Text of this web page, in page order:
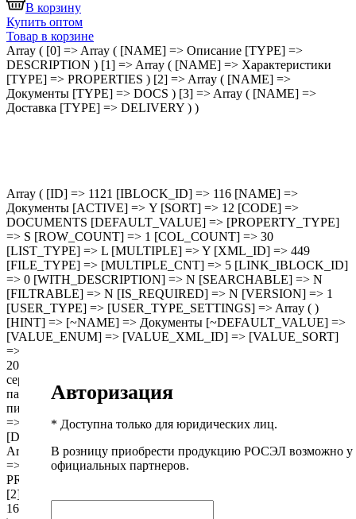
В корзину
Купить оптом
Товар в корзине
Array ( [0] => Array ( [NAME] => Описание [TYPE] =>
DESCRIPTION ) [1] => Array ( [NAME] => Характеристики
[TYPE] => PROPERTIES ) [2] => Array ( [NAME] =>
Документы [TYPE] => DOCS ) [3] => Array ( [NAME] =>
Доставка [TYPE] => DELIVERY ) )
Array ( [ID] => 1121 [IBLOCK_ID] => 116 [NAME] =>
Документы [ACTIVE] => Y [SORT] => 12 [CODE] =>
DOCUMENTS [DEFAULT_VALUE] => [PROPERTY_TYPE]
=> S [ROW_COUNT] => 1 [COL_COUNT] => 30
[LIST_TYPE] => L [MULTIPLE] => Y [XML_ID] => 449
[FILE_TYPE] => [MULTIPLE_CNT] => 5 [LINK_IBLOCK_ID]
=> 0 [WITH_DESCRIPTION] => N [SEARCHABLE] => N
[FILTRABLE] => N [IS_REQUIRED] => N [VERSION] => 1
[USER_TYPE] => [USER_TYPE_SETTINGS] => Array ( )
[HINT] => [~NAME] => Документы [~DEFAULT_VALUE] =>
[VALUE_ENUM] => [VALUE_XML_ID] => [VALUE_SORT]
=> [VALUE] => Array ( [0] => /upload/manuals/safeline_katalog-
2024_web.pdf [1] => /upload/manuals/Изолента ПВХ SAFELINE
серии PRO,AUTO,MASTER_Технический
паспорт_2025_Росэл.pdf [2] => /upload/manuals/Отказное
письмо Росэл 10.02.25-16.02.26.pdf ) [PROPERTY_VALUE_ID]
=> Array ( [0] => 10313115 [1] => 10313116 [2] => 10554292 )
[DESCRIPTION] => Array ( [0] => [1] => [2] => ) [~VALUE] =>
Array ( [0] => /upload/manuals/safeline_katalog-2024_web.pdf [1]
=> /upload/manuals/Изолента ПВХ SAFELINE серии
PRO,AUTO,MASTER_Технический паспорт_2025_Росэл.pdf
[2] => /upload/manuals/Отказное письмо Росэл 10.02.25-
16.02.26.pdf ) [~DESCRIPTION] => Array ( [0] => [1] => [2] => )
Авторизация
* Доступна только для юридических лиц.
В розницу приобрести продукцию РОСЭЛ возможно у
официальных партнеров.